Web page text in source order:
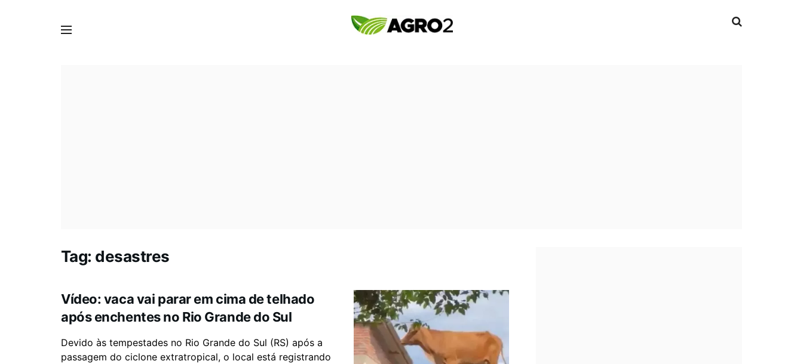
Tag: desastres
Vídeo: vaca vai parar em cima de telhado
após enchentes no Rio Grande do Sul
Devido às tempestades no Rio Grande do Sul (RS) após a
passagem do ciclone extratropical, o local está registrando